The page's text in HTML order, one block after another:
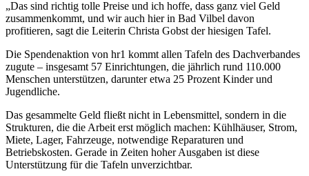
„Das sind richtig tolle Preise und ich hoffe, dass ganz viel Geld
zusammenkommt, und wir auch hier in Bad Vilbel davon
profitieren, sagt die Leiterin Christa Gobst der hiesigen Tafel.
Die Spendenaktion von hr1 kommt allen Tafeln des Dachverbandes
zugute – insgesamt 57 Einrichtungen, die jährlich rund 110.000
Menschen unterstützen, darunter etwa 25 Prozent Kinder und
Jugendliche.
Das gesammelte Geld fließt nicht in Lebensmittel, sondern in die
Strukturen, die die Arbeit erst möglich machen: Kühlhäuser, Strom,
Miete, Lager, Fahrzeuge, notwendige Reparaturen und
Betriebskosten. Gerade in Zeiten hoher Ausgaben ist diese
Unterstützung für die Tafeln unverzichtbar.